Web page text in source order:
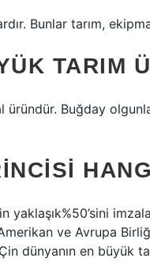
Bunlar tarım,
TARIM
üründür. Buğday
ve Avrupa
dünyanın en büyük